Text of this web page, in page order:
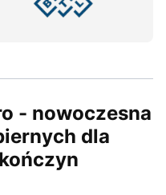
- nowoczesna
dla